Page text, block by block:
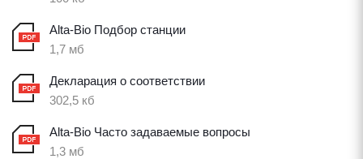
Alta-Bio Подбор станции
1,7 мб
Декларация о соответствии
302,5 кб
Alta-Bio Часто задаваемые вопросы
1,3 мб